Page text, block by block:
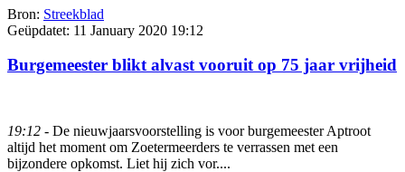
Bron: Streekblad
Geüpdatet: 11 January 2020 19:12
Burgemeester blikt alvast vooruit op 75 jaar vrijheid
19:12 - De nieuwjaarsvoorstelling is voor burgemeester Aptroot
altijd het moment om Zoetermeerders te verrassen met een
bijzondere opkomst. Liet hij zich vor....